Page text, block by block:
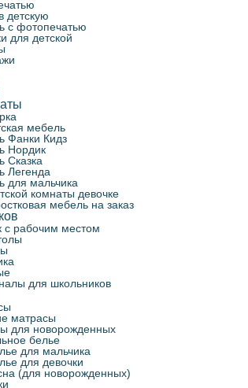
детскую
с фотопечатью
для детской
мебель
Фанки Кидз
Нордик
Сказка
Легенда
для мальчика
комнаты девочке
мебель на заказ
с рабочим местом
для школьников
матрасы
для новорожденных
белье
для мальчика
для девочки
(для новорожденных)